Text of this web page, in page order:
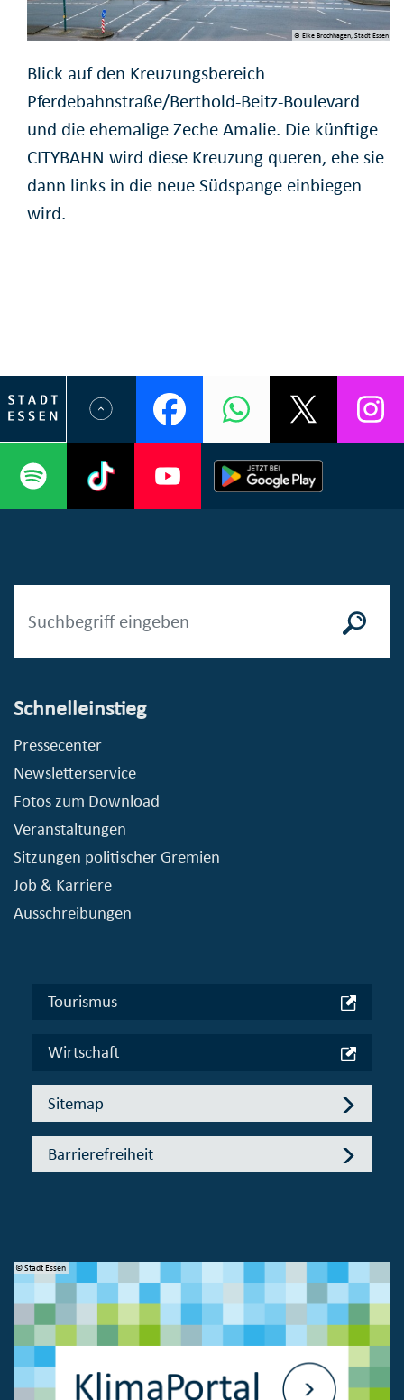
© Elke Brochhagen, Stadt Essen
Blick auf den Kreuzungsbereich
Pferdebahnstraße/Berthold-Beitz-Boulevard
und die ehemalige Zeche Amalie. Die künftige
CITYBAHN wird diese Kreuzung queren, ehe sie
dann links in die neue Südspange einbiegen
wird.
Schnelleinstieg
Pressecenter
Newsletterservice
Fotos zum Download
Veranstaltungen
Sitzungen politischer Gremien
Job & Karriere
Ausschreibungen
Tourismus
Wirtschaft
Sitemap
Barrierefreiheit
© Stadt Essen